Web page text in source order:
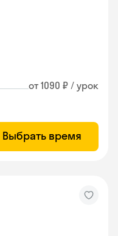
от 1090 ₽ / урок
Выбрать время